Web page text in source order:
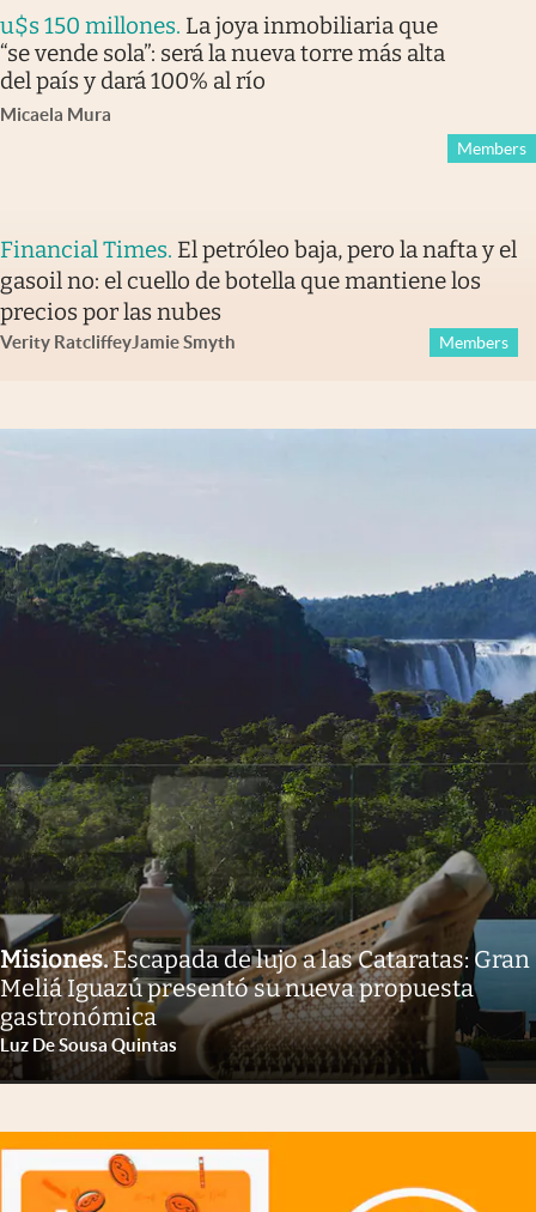
u$s 150 millones. La joya inmobiliaria que
“se vende sola”: será la nueva torre más alta
del país y dará 100% al río
Micaela Mura
Members
Financial Times. El petróleo baja, pero la nafta y el
gasoil no: el cuello de botella que mantiene los
precios por las nubes
Verity RatcliffeyJamie Smyth Members
Misiones.Escapada de lujo a las Cataratas: Gran
Meliá Iguazú presentó su nueva propuesta
gastronómica
Luz De Sousa Quintas